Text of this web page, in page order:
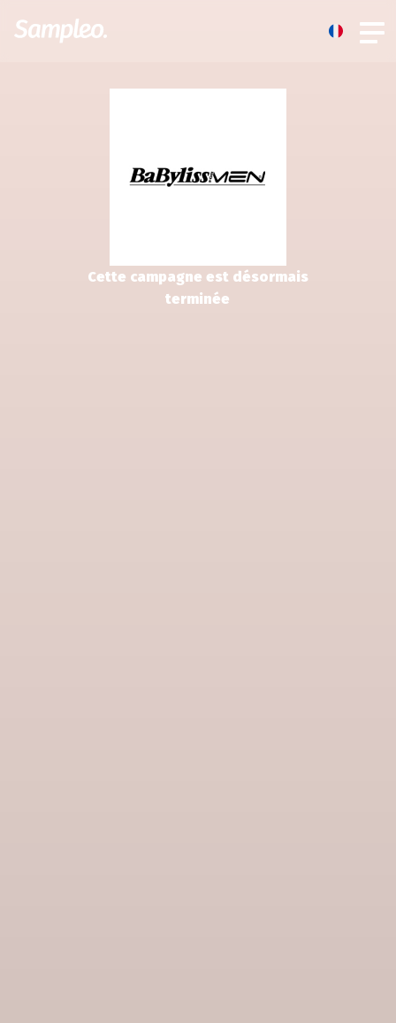
Cette campagne est désormais
terminée